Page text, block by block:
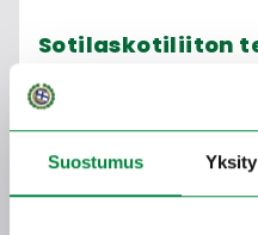
Suostumus
Sotilaskotiliiton